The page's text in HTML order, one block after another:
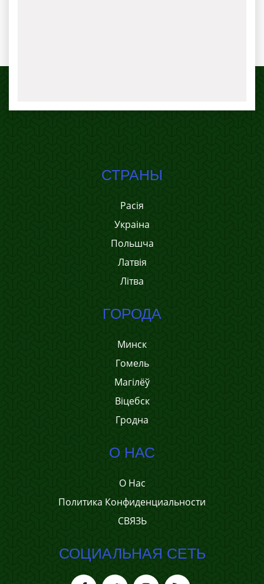
СТРАНЫ
Расія
Украіна
Польшча
Латвія
Літва
ГОРОДА
Минск
Гомель
Магілёў
Віцебск
Гродна
О НАС
О Нас
Политика Конфиденциальности
СВЯЗЬ
СОЦИАЛЬНАЯ СЕТЬ